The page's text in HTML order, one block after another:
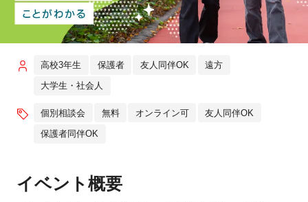
高校3年生 保護者 友人同伴OK 遠方
大学生・社会人
個別相談会 無料 オンライン可 友人同伴OK
保護者同伴OK
イベント概要